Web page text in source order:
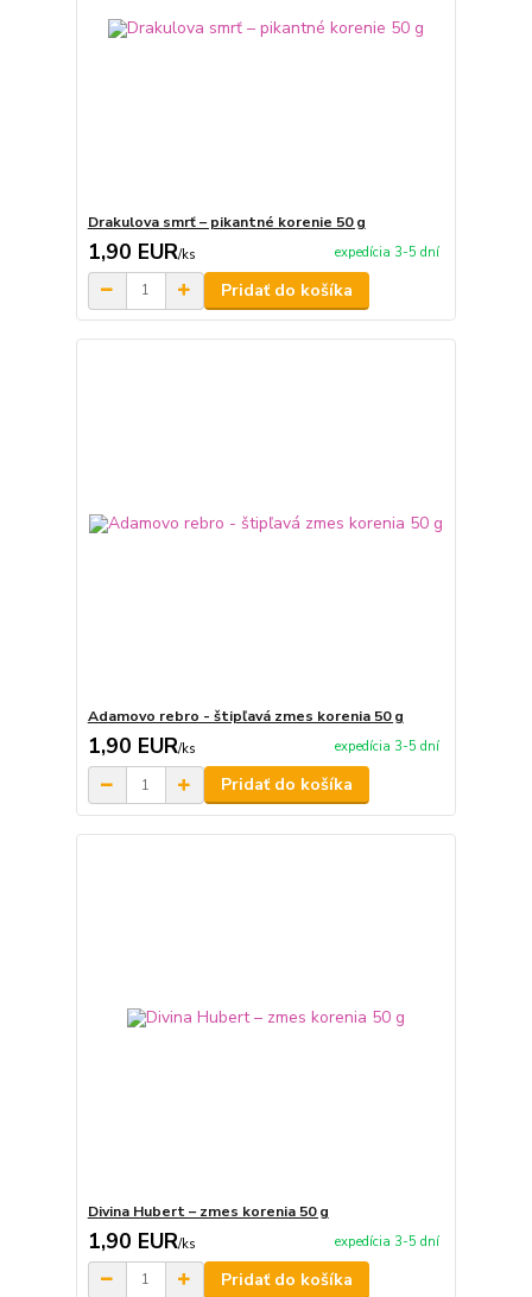
Drakulova smrť – pikantné korenie 50 g
1,90 EUR/ks expedícia 3-5 dní
Pridať do košíka
Adamovo rebro - štipľavá zmes korenia 50 g
1,90 EUR/ks expedícia 3-5 dní
Pridať do košíka
Divina Hubert – zmes korenia 50 g
1,90 EUR/ks expedícia 3-5 dní
Pridať do košíka